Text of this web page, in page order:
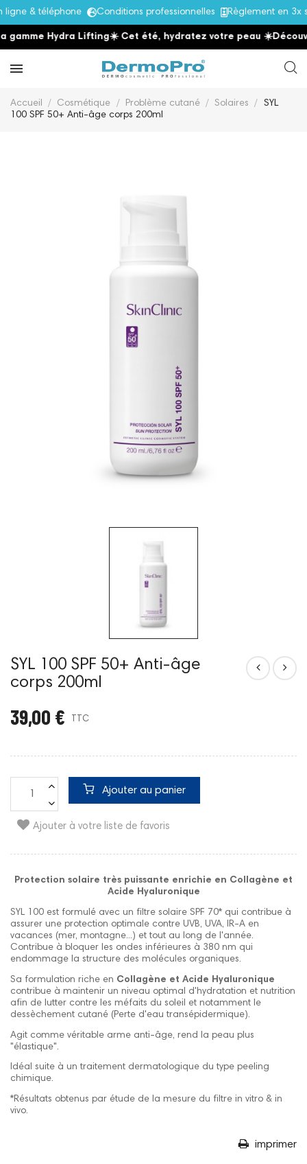
& téléphone Conditions professionnelles Règlement en 3x
gamme Hydra Lifting☀️ Cet été, hydratez votre peau ☀️
Accueil Cosmétique Problème cutané Solaires
SYL
100 SPF 50+ Anti-âge corps 200ml
SYL 100 SPF 50+ Anti-âge
corps 200ml
39,00 € TTC
Ajouter au panier
Ajouter à votre liste de favoris
Protection solaire très puissante enrichie en Collagène et
Acide Hyaluronique
SYL 100 est formulé avec un filtre solaire SPF 70* qui contribue à
assurer une protection optimale contre UVB, UVA, IR-A en
vacances (mer, montagne...) et tout au long de l'année.
Contribue à bloquer les ondes inférieures à 380 nm qui
endommage la structure des molécules organiques.
Sa formulation riche en Collagène et Acide Hyaluronique
contribue à maintenir un niveau optimal d'hydratation et nutrition
afin de lutter contre les méfaits du soleil et notamment le
dessèchement cutané (Perte d'eau transépidermique).
Agit comme véritable arme anti-âge, rend la peau plus
"élastique".
Idéal suite à un traitement dermatologique du type peeling
chimique.
*Résultats obtenus par étude de la mesure du filtre in vitro & in
vivo.
imprimer